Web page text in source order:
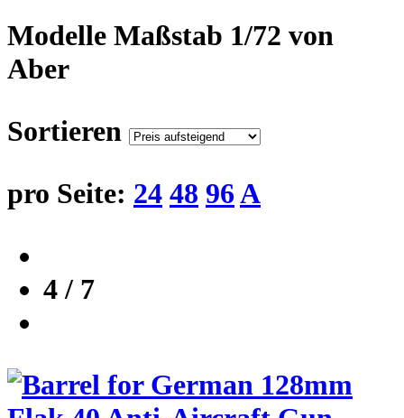
Modelle Maßstab 1/72 von
Aber
Sortieren
pro Seite: 24 48 96A
4 / 7